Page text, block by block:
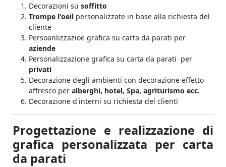
Decorazioni su soffitto
Trompe l'oeil personalizzate in base alla richiesta del
cliente
Persoanlizzazioe grafica su carta da parati per
aziende
Personalizzazione grafica su carta da parati per
privati
Decorazione degli ambienti con decorazione effetto
affresco per alberghi, hotel, Spa, agriturismo ecc.
Decorazione d'interni su richiesta del clienti
Progettazione e realizzazione di
grafica personalizzata per carta
da parati